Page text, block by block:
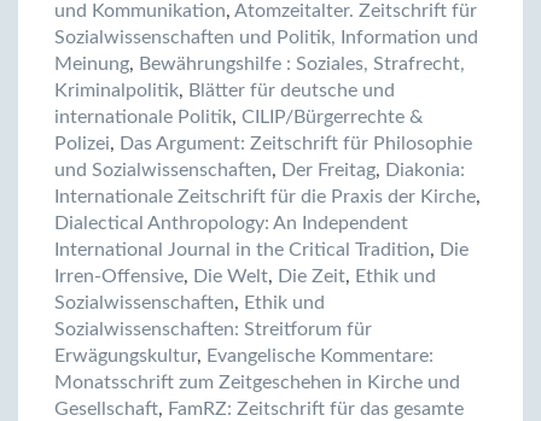
und Kommunikation, Atomzeitalter. Zeitschrift für
Sozialwissenschaften und Politik, Information und
Meinung, Bewährungshilfe : Soziales, Strafrecht,
Kriminalpolitik, Blätter für deutsche und
internationale Politik, CILIP/Bürgerrechte &
Polizei, Das Argument: Zeitschrift für Philosophie
und Sozialwissenschaften, Der Freitag, Diakonia:
Internationale Zeitschrift für die Praxis der Kirche,
Dialectical Anthropology: An Independent
International Journal in the Critical Tradition, Die
Irren-Offensive, Die Welt, Die Zeit, Ethik und
Sozialwissenschaften, Ethik und
Sozialwissenschaften: Streitforum für
Erwägungskultur, Evangelische Kommentare:
Monatsschrift zum Zeitgeschehen in Kirche und
Gesellschaft, FamRZ: Zeitschrift für das gesamte